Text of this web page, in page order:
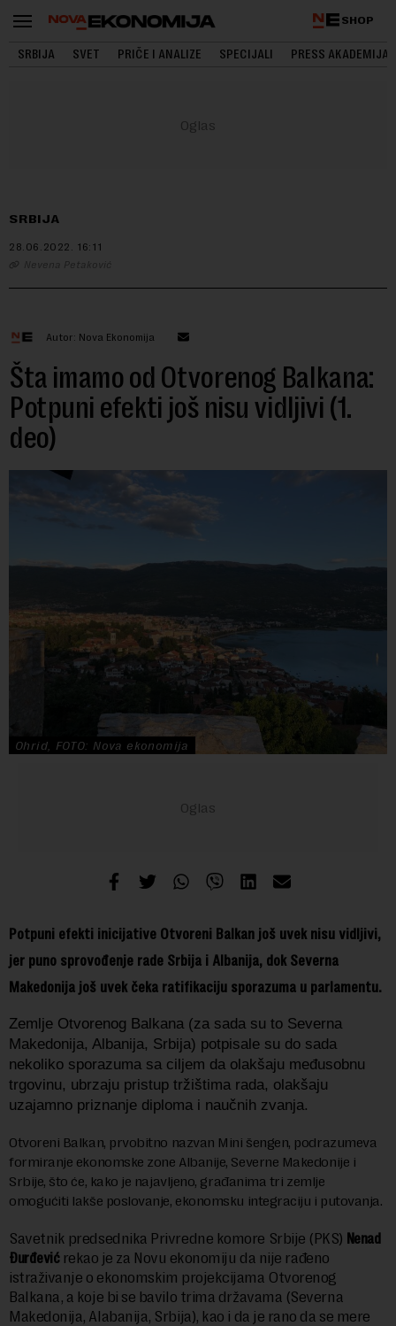
SHOP
SRBIJA SVET PRIČE I ANALIZE SPECIJALI PRESS AKADEMIJA
SRBIJA
28.06.2022. 16:11
Nevena Petaković
Autor: Nova Ekonomija
Šta imamo od Otvorenog Balkana:
Potpuni efekti još nisu vidljivi (1.
deo)
Ohrid, FOTO: Nova ekonomija
Potpuni efekti inicijative Otvoreni Balkan još uvek nisu vidljivi,
jer puno sprovođenje rade Srbija i Albanija, dok Severna
Makedonija još uvek čeka ratifikaciju sporazuma u parlamentu.
Zemlje Otvorenog Balkana (za sada su to Severna
Makedonija, Albanija, Srbija) potpisale su do sada
nekoliko sporazuma sa ciljem da olakšaju međusobnu
trgovinu, ubrzaju pristup tržištima rada, olakšaju
uzajamno priznanje diploma i naučnih zvanja.
Otvoreni Balkan, prvobitno nazvan Mini šengen, podrazumeva
formiranje ekonomske zone Albanije, Severne Makedonije i
Srbije, što će, kako je najavljeno, građanima tri zemlje
omogućiti lakše poslovanje, ekonomsku integraciju i putovanja.
Savetnik predsednika Privredne komore Srbije (PKS) Nenad
Đurđevićrekao je za Novu ekonomiju da nije rađeno
istraživanje o ekonomskim projekcijama Otvorenog
Balkana, a koje bi se bavilo trima državama (Severna
Makedonija, Alabanija, Srbija), kao i da je rano da se mere